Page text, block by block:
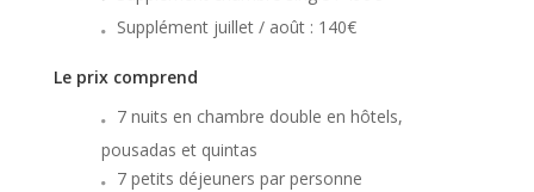
Supplément juillet / août : 140€
Le prix comprend
7 nuits en chambre double en hôtels,
pousadas et quintas
7 petits déjeuners par personne